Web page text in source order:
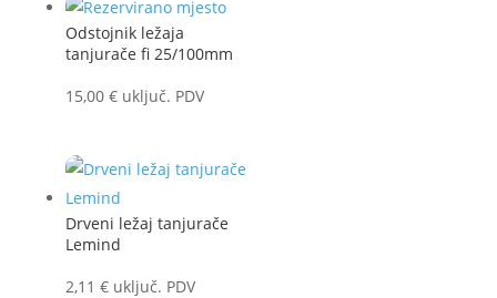
Odstojnik ležaja
tanjurače fi 25/100mm
15,00 € uključ. PDV
Drveni ležaj tanjurače
Lemind
2,11 € uključ. PDV